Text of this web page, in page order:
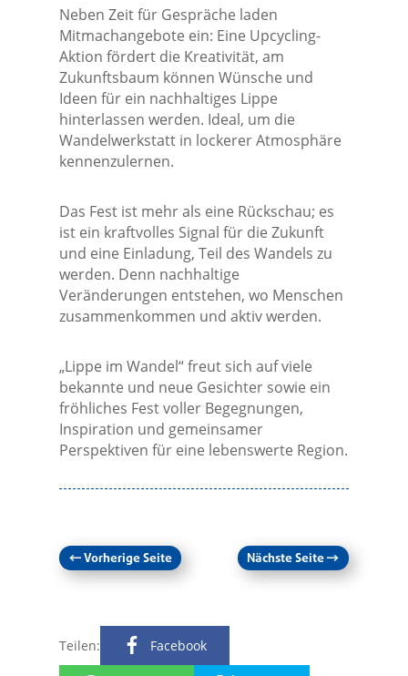
Neben Zeit für Gespräche laden
Mitmachangebote ein: Eine Upcycling-
Aktion fördert die Kreativität, am
Zukunftsbaum können Wünsche und
Ideen für ein nachhaltiges Lippe
hinterlassen werden. Ideal, um die
Wandelwerkstatt in lockerer Atmosphäre
kennenzulernen.
Das Fest ist mehr als eine Rückschau; es
ist ein kraftvolles Signal für die Zukunft
und eine Einladung, Teil des Wandels zu
werden. Denn nachhaltige
Veränderungen entstehen, wo Menschen
zusammenkommen und aktiv werden.
„Lippe im Wandel“ freut sich auf viele
bekannte und neue Gesichter sowie ein
fröhliches Fest voller Begegnungen,
Inspiration und gemeinsamer
Perspektiven für eine lebenswerte Region.
←Vorherige Seite Nächste Seite→
Teilen: Facebook